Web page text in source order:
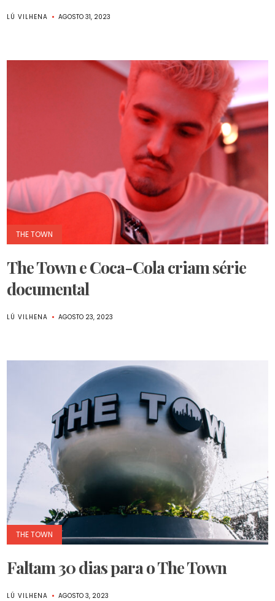
LÚ VILHENA AGOSTO 31, 2023
THE TOWN
The Town e Coca-Cola criam série
documental
LÚ VILHENA AGOSTO 23, 2023
THE TOWN
Faltam 30 dias para o The Town
LÚ VILHENA AGOSTO 3, 2023